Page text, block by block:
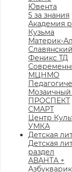
Ювента
5 за знания
Академия
Кузьма
Материк-
Феникс ТД
МЦНМО
Мозаичный
ПРОСПЕКТ
СМАРТ
Центр
УМКА
Детская
Детская
раздел
АВАНТА +
Азбукварик